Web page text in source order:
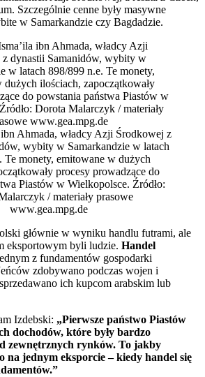
Szczególnie cenne były masywne
w Samarkandzie czy Bagdadzie.
Ahmada, władcy Azji Środkowej z
wybity w Samarkandzie w latach
Te monety, emitowane w dużych
procesy prowadzące do
Piastów w Wielkopolsce. Źródło:
/ materiały prasowe
www.gea.mpg.de
głównie w wyniku handlu futrami, ale
eksportowym byli ludzie. Handel
z fundamentów gospodarki
zdobywano podczas wojen i
ich kupcom arabskim lub
Izdebski: „Pierwsze państwo Piastów
dochodów, które były bardzo
zewnętrznych rynków. To jakby
na jednym eksporcie – kiedy handel się